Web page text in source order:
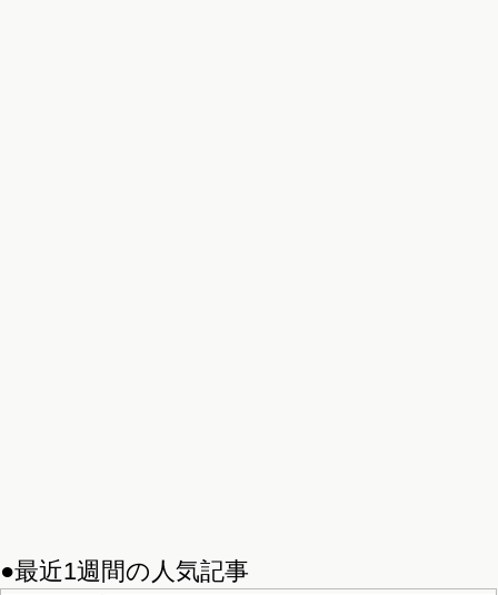
●最近1週間の人気記事